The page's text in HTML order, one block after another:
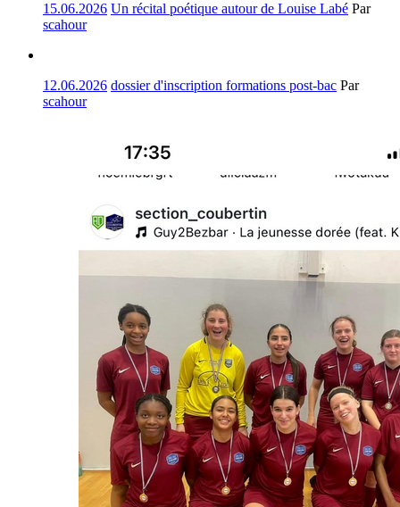
15.06.2026 Un récital poétique autour de Louise Labé Par
scahour
12.06.2026 dossier d'inscription formations post-bac Par
scahour